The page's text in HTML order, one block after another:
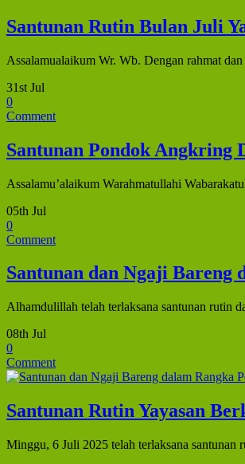
Santunan Rutin Bulan Juli
Assalamualaikum Wr. Wb. Dengan rahmat
31st Jul
0
Comment
Santunan Pondok Angkring
Assalamu’alaikum Warahmatullahi
05th Jul
0
Comment
Santunan dan Ngaji Bareng
Alhamdulillah telah terlaksana santunan rutin
08th Jul
0
Comment
Santunan Rutin Yayasan
Minggu, 6 Juli 2025 telah terlaksana santunan